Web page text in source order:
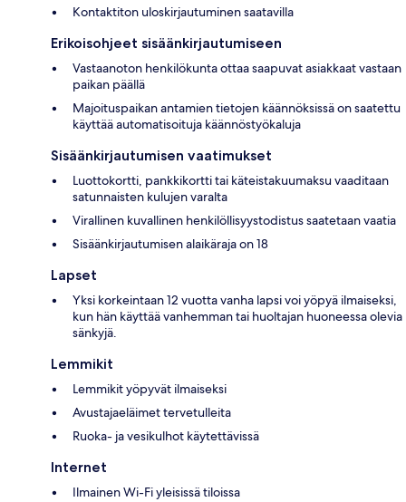
Kontaktiton uloskirjautuminen saatavilla
Erikoisohjeet sisäänkirjautumiseen
Vastaanoton henkilökunta ottaa saapuvat asiakkaat vastaan
paikan päällä
Majoituspaikan antamien tietojen käännöksissä on saatettu
käyttää automatisoituja käännöstyökaluja
Sisäänkirjautumisen vaatimukset
Luottokortti, pankkikortti tai käteistakuumaksu vaaditaan
satunnaisten kulujen varalta
Virallinen kuvallinen henkilöllisyystodistus saatetaan vaatia
Sisäänkirjautumisen alaikäraja on 18
Lapset
Yksi korkeintaan 12 vuotta vanha lapsi voi yöpyä ilmaiseksi,
kun hän käyttää vanhemman tai huoltajan huoneessa olevia
sänkyjä.
Lemmikit
Lemmikit yöpyvät ilmaiseksi
Avustajaeläimet tervetulleita
Ruoka- ja vesikulhot käytettävissä
Internet
Ilmainen Wi-Fi yleisissä tiloissa